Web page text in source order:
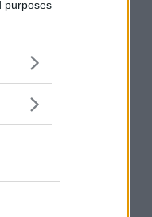
purposes